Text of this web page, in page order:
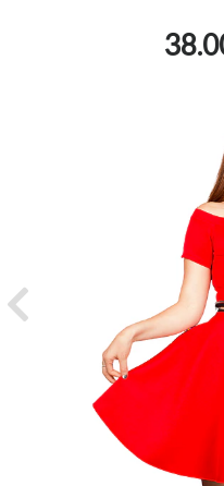
Previous